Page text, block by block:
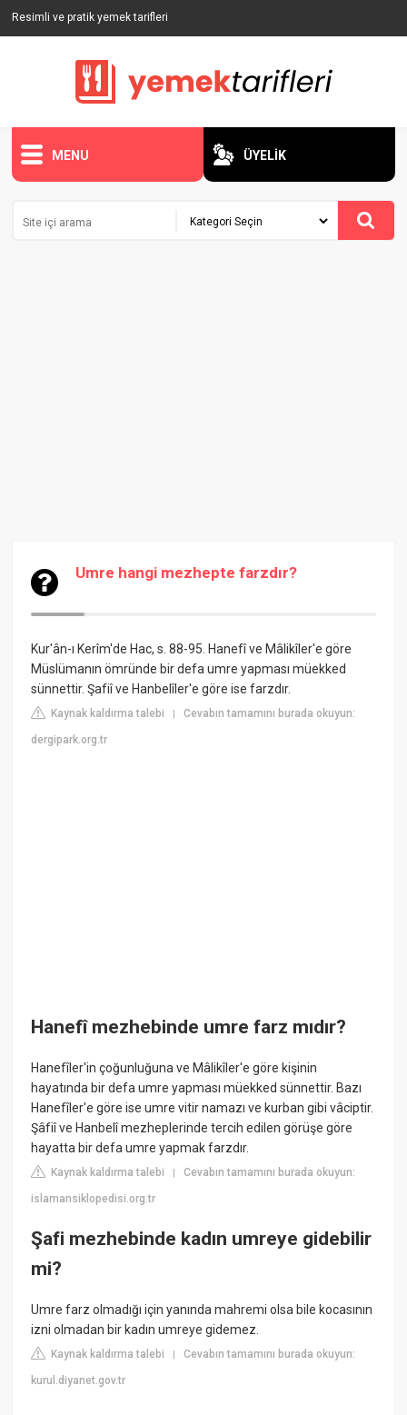
Resimli ve pratik yemek tarifleri
MENU ÜYELİK
Umre hangi mezhepte farzdır?
Kur'ân-ı Kerîm'de Hac, s. 88-95. Hanefî ve Mâlikîler'e göre
Müslümanın ömründe bir defa umre yapması müekked
sünnettir. Şafiî ve Hanbelîler'e göre ise farzdır.
Kaynak kaldırma talebi |Cevabın tamamını burada okuyun:
dergipark.org.tr
Hanefî mezhebinde umre farz mıdır?
Hanefîler'in çoğunluğuna ve Mâlikîler'e göre kişinin
hayatında bir defa umre yapması müekked sünnettir. Bazı
Hanefîler'e göre ise umre vitir namazı ve kurban gibi vâciptir.
Şâfiî ve Hanbelî mezheplerinde tercih edilen görüşe göre
hayatta bir defa umre yapmak farzdır.
Kaynak kaldırma talebi |Cevabın tamamını burada okuyun:
islamansiklopedisi.org.tr
Şafi mezhebinde kadın umreye gidebilir
mi?
Umre farz olmadığı için yanında mahremi olsa bile kocasının
izni olmadan bir kadın umreye gidemez.
Kaynak kaldırma talebi |Cevabın tamamını burada okuyun:
kurul.diyanet.gov.tr